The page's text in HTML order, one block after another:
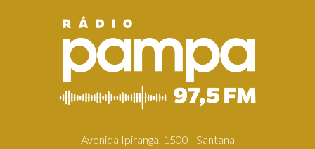
Avenida Ipiranga, 1500 - Santana